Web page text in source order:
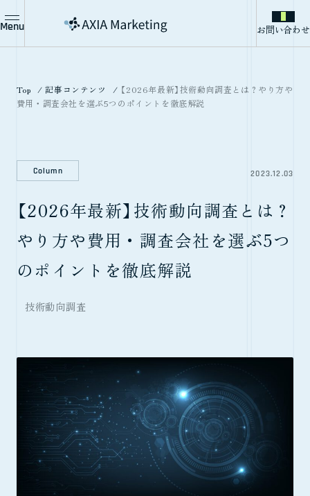
Menu お問い合わせ
Top 記事コンテンツ
【2026年最新】技術動向調査とは？やり方や
費用・調査会社を選ぶ5つのポイントを徹底解説
Column 2023.12.03
【2026年最新】技術動向調査とは？
やり方や費用・調査会社を選ぶ5つ
のポイントを徹底解説
技術動向調査